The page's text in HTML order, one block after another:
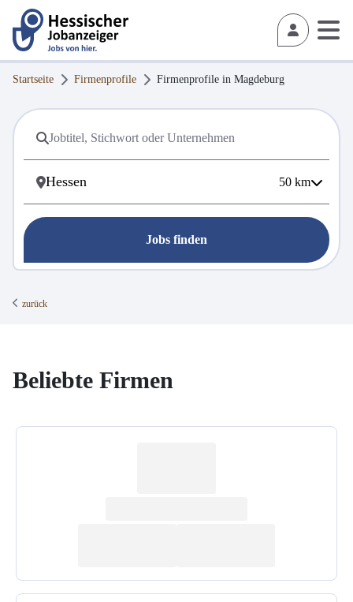
Startseite Firmenprofile Firmenprofile in Magdeburg
50 km
Jobs finden
zurück
Beliebte Firmen